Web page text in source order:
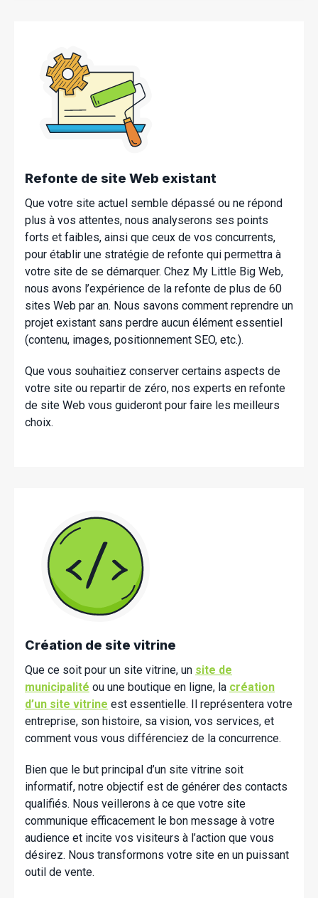
Refonte de site Web existant
Que votre site actuel semble dépassé ou ne répond
plus à vos attentes, nous analyserons ses points
forts et faibles, ainsi que ceux de vos concurrents,
pour établir une stratégie de refonte qui permettra à
votre site de se démarquer. Chez My Little Big Web,
nous avons l’expérience de la refonte de plus de 60
sites Web par an. Nous savons comment reprendre un
projet existant sans perdre aucun élément essentiel
(contenu, images, positionnement SEO, etc.).
Que vous souhaitiez conserver certains aspects de
votre site ou repartir de zéro, nos experts en refonte
de site Web vous guideront pour faire les meilleurs
choix.
Création de site vitrine
Que ce soit pour un site vitrine, un site de
municipalité ou une boutique en ligne, la création
d’un site vitrine est essentielle. Il représentera votre
entreprise, son histoire, sa vision, vos services, et
comment vous vous différenciez de la concurrence.
Bien que le but principal d’un site vitrine soit
informatif, notre objectif est de générer des contacts
qualifiés. Nous veillerons à ce que votre site
communique efficacement le bon message à votre
audience et incite vos visiteurs à l’action que vous
désirez. Nous transformons votre site en un puissant
outil de vente.